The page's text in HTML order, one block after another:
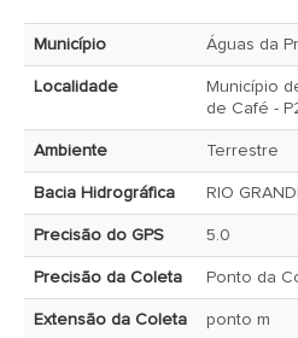
Município Águas da
Localidade
Município
de Café -
Ambiente Terrestre
Bacia Hidrográfica RIO
Precisão do GPS 5.0
Precisão da Coleta Ponto da
Extensão da Coleta ponto m